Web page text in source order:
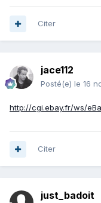
Citer
jace112
Posté(e) le 16
http://cgi.ebay.fr/ws/
Citer
just_badoit